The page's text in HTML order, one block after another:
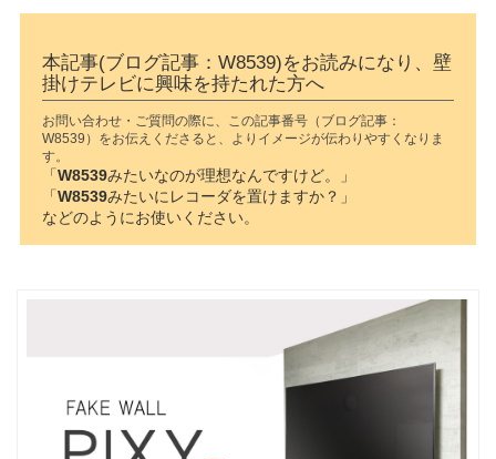
本記事(ブログ記事：W8539)をお読みになり、壁
掛けテレビに興味を持たれた方へ
お問い合わせ・ご質問の際に、この記事番号（ブログ記事：
W8539）をお伝えくださると、よりイメージが伝わりやすくなりま
す。
「W8539みたいなのが理想なんですけど。」
「W8539みたいにレコーダを置けますか？」
などのようにお使いください。